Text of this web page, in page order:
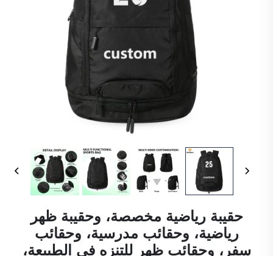
حقيبة رياضية مخصصة، وحقيبة ظهر
رياضية، وحقائب مدرسية، وحقائب
سفر، وحقائب ظهر للتنزه في الطبيعة،